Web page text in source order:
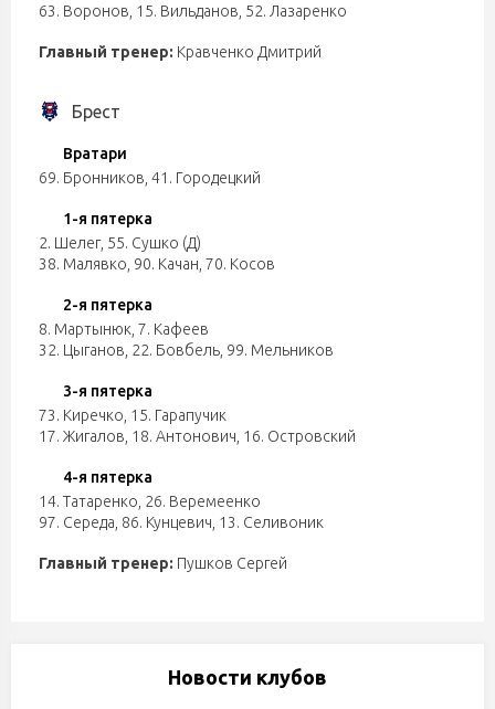
63. Воронов 15. Вильданов 52. Лазаренко
Главный тренер: Кравченко Дмитрий
Брест
Вратари
69. Бронников 41. Городецкий
1-я пятерка
2. Шелег, 55. Сушко (Д)
38. Малявко 90. Качан 70. Косов
2-я пятерка
8. Мартынюк 7. Кафеев
32. Цыганов 22. Бовбель 99. Мельников
3-я пятерка
73. Киречко 15. Гарапучик
17. Жигалов 18. Антонович 16. Островский
4-я пятерка
14. Татаренко 26. Веремеенко
97. Середа 86. Кунцевич 13. Селивоник
Главный тренер: Пушков Сергей
Новости клубов